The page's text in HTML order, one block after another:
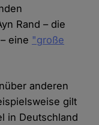
Rand – die
eine "große
anderen
gilt
in Deutschland